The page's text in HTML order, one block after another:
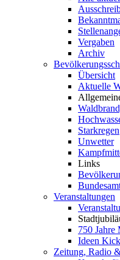
Vergaben
Archiv
Übersicht
Aktuelle
Starkregen
Unwetter
Links
Veranstaltungen
750 Jahre
Ideen
Zeitung, Radio